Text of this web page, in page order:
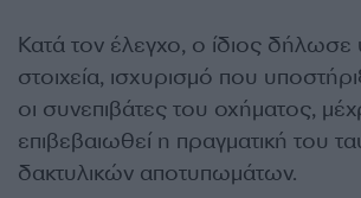
Κατά τον έλεγχο, ο ίδιος
στοιχεία, ισχυρισμό που
οι συνεπιβάτες του οχήματος,
επιβεβαιωθεί η πραγματική του
δακτυλικών αποτυπωμάτων.